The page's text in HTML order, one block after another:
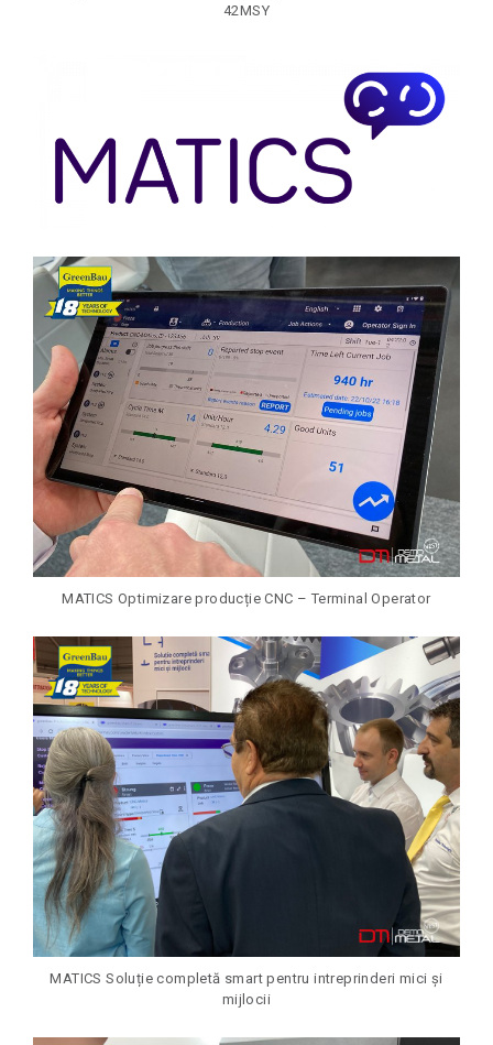
42MSY
MATICS Optimizare producție CNC – Terminal Operator
MATICS Soluție completă smart pentru intreprinderi mici și
mijlocii